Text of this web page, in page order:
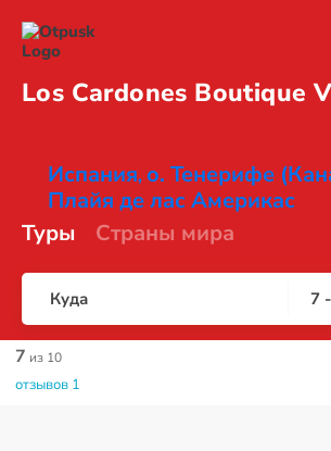
Los Cardones Boutique
Испания, о. Тенерифе
Плайя де лас Америкас
Туры
Страны мира
Куда 7 -
7 из 10
отзывов 1